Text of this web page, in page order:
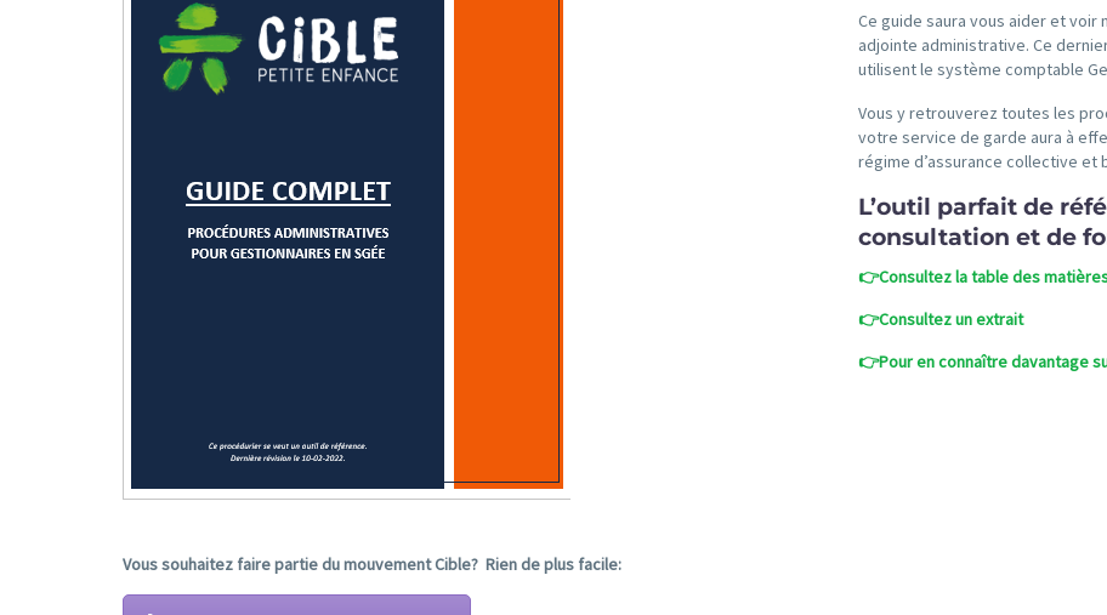
Ce guide saura vous aider et voir
adjointe administrative. Ce
utilisent le système comptable
Vous y retrouverez toutes les
votre service de garde aura à
régime d’assurance collective et
L’outil parfait de
consultation et de
👉Consultez la table des
👉Consultez un extrait
👉Pour en connaître davantage
Vous souhaitez faire partie du mouvement Cible? Rien de plus facile: